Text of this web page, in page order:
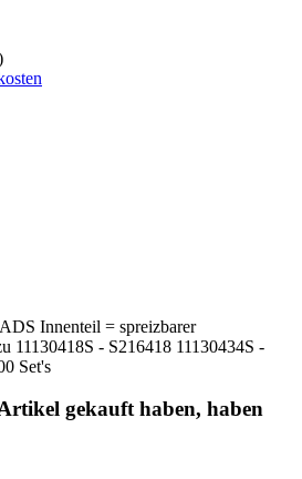
Innenteil = spreizbarer
11130418S - S216418 11130434S -
Set's
gekauft haben, haben